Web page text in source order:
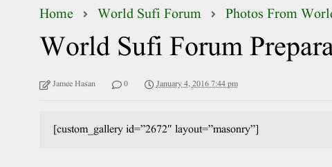
Home World Sufi Forum Photos From
World Sufi Forum
Jamee Hasan 0 January 4, 2016 7:44 pm
[custom_gallery id=”2672″ layout=”masonry”]